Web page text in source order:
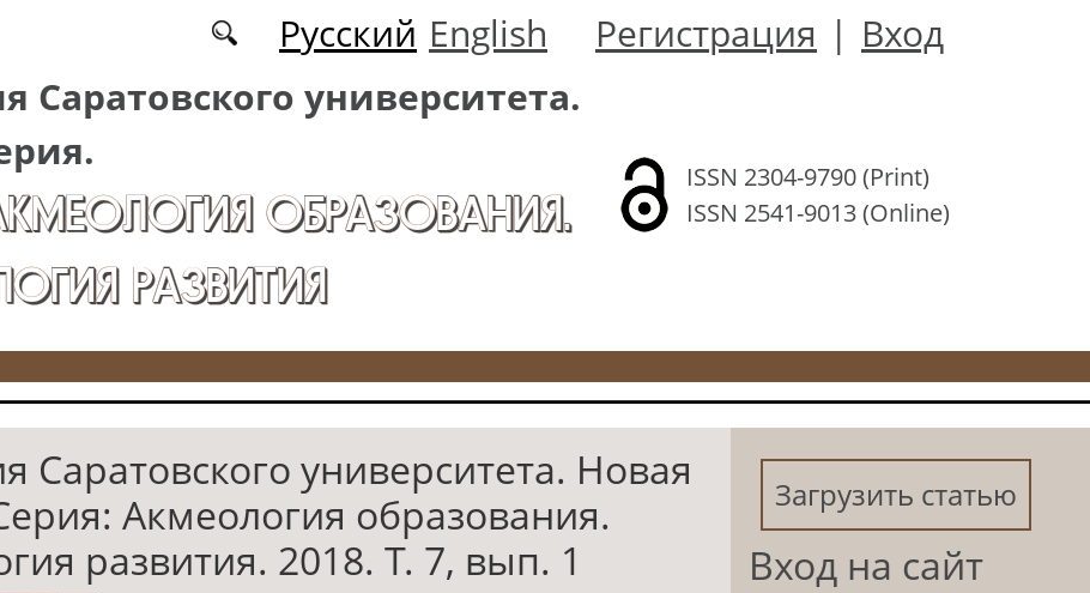
Русский English Регистрация | Вход
Саратовского университета.
ОБРАЗОВАНИЯ.
РАЗВИТИЯ
ISSN 2304-9790 (Print)
ISSN 2541-9013 (Online)
Саратовского университета. Новая
Акмеология образования.
развития. 2018. Т. 7, вып. 1
Загрузить статью
Вход на сайт